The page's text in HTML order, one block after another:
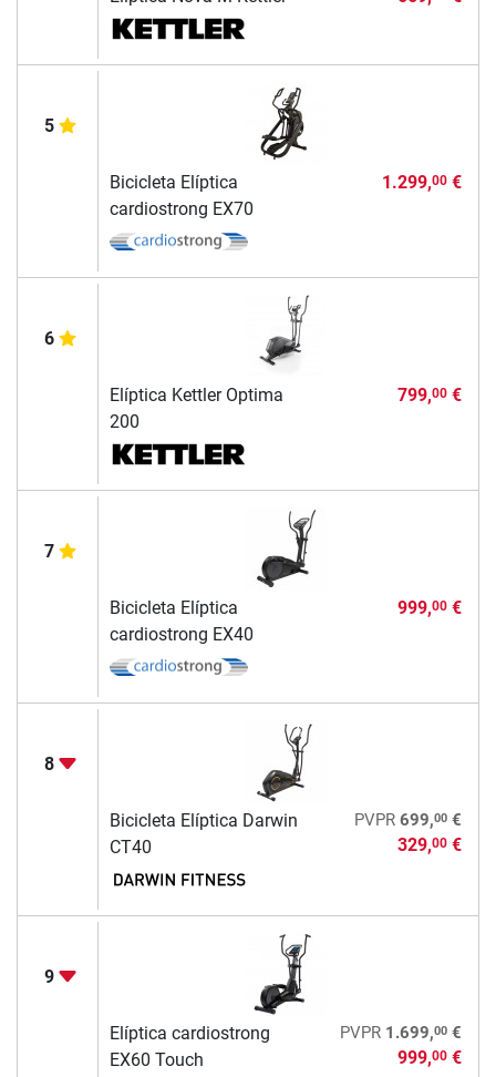
5
Bicicleta Elíptica
cardiostrong EX70
1.299,00€
6
Elíptica Kettler Optima
200
799,00€
7
Bicicleta Elíptica
cardiostrong EX40
999,00€
8
Bicicleta Elíptica Darwin
CT40
PVPR 699,00€
329,00€
9
Elíptica cardiostrong
EX60 Touch
PVPR 1.699,00€
999,00€